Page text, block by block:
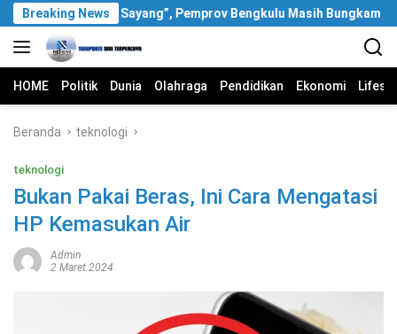
Langsung
ke
konten
Breaking News
Video “Segar Sayang”, Pemprov Bengkulu Masih Bungkam
HOME Politik Dunia Olahraga Pendidikan Ekonomi
Beranda teknologi
teknologi
Bukan Pakai Beras, Ini Cara Mengatasi
HP Kemasukan Air
Admin
2 Maret 2024